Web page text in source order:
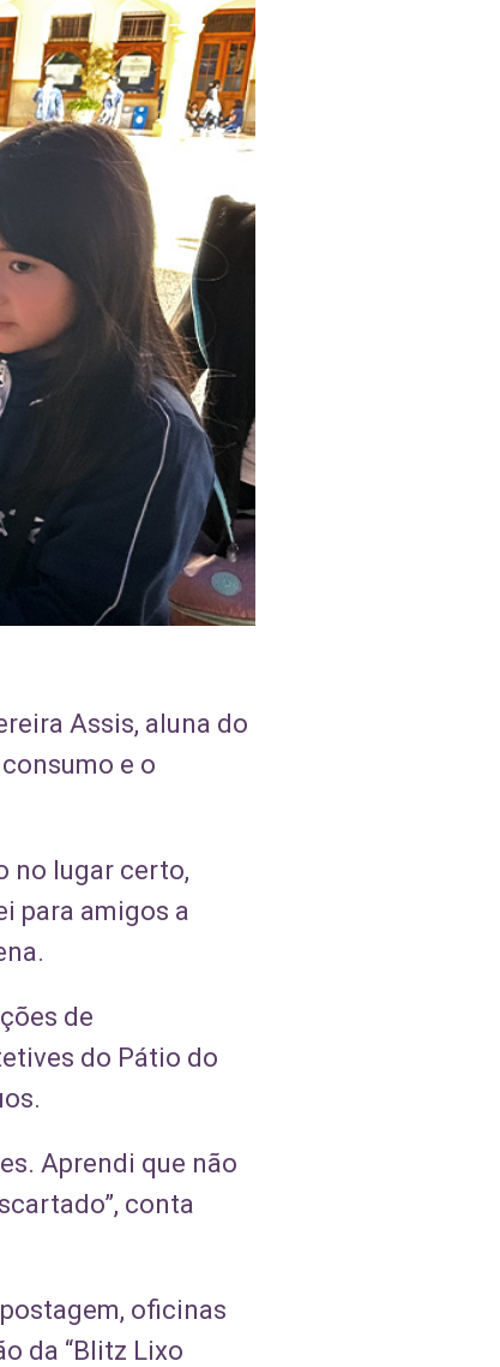
Assis, aluna do
e o
no lugar certo,
para amigos a
de
do Pátio do
Aprendi que não
conta
oficinas
da “Blitz Lixo